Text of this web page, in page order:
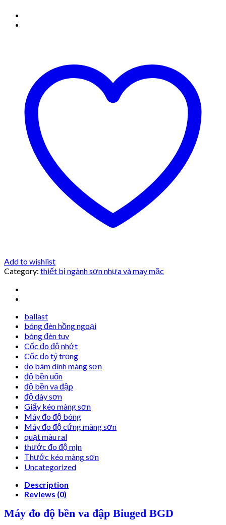
Add to wishlist
Category: thiết bị ngành sơn nhựa và may mặc
ballast
bóng đèn hồng ngoại
bóng đèn tuv
Cốc đo độ nhớt
Cốc đo tỷ trọng
đo bám dính màng sơn
độ bền uốn
độ bền va đập
độ dày sơn
Giấy kéo màng sơn
Máy đo độ bóng
Máy đo độ cứng màng sơn
quạt màu ral
thước đo độ mịn
Thước kéo màng sơn
Uncategorized
Description
Reviews (0)
Máy đo độ bền va đập Biuged BGD